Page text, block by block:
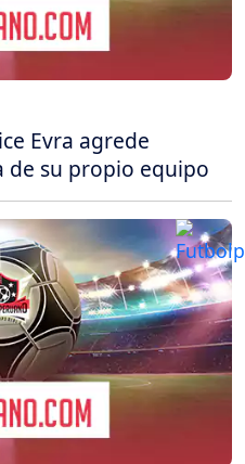
Evra agrede
de su propio equipo